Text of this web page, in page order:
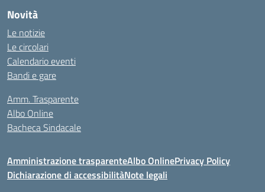
Novità
Le notizie
Le circolari
Calendario eventi
Bandi e gare
Amm. Trasparente
Albo Online
Bacheca Sindacale
Amministrazione trasparenteAlbo OnlinePrivacy Policy
Dichiarazione di accessibilitàNote legali